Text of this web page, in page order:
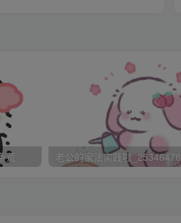
无声的电视，偶尔也玩玩手机，而
那里看书，一动没动过，我却老
出去吃午饭。我终于可以解脱了
荒 老公的家法实践啦